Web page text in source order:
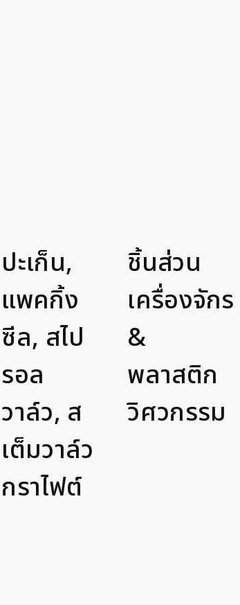
ปะเก็น,
แพคกิ้ง
ซีล, สไป
รอล
วาล์ว, ส
เต็มวาล์ว
กราไฟต์
ชิ้นส่วน
เครื่องจักร
&
พลาสติก
วิศวกรรม